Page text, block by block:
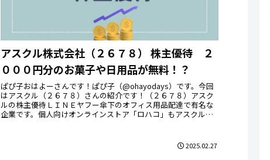
アスクル株式会社（２６７８） 株主優待 ２
０００円分のお菓子や日用品が無料！？
ぱぴ子おはよーさんです！ぱぴ子（@ohayodays）です。今回
はアスクル（２６７８）さんの紹介です！（２６７８）アスク
ルの株主優待ＬＩＮＥヤフー傘下のオフィス用品配達で有名な
企業です。個人向けオンラインストア「ロハコ」もアスクルが
2025.02.27